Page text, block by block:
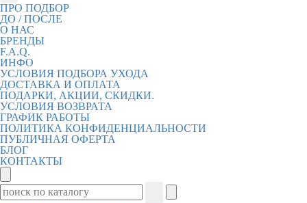
ПРО ПОДБОР
ДО / ПОСЛЕ
О НАС
БРЕНДЫ
F.A.Q.
ИНФО
УСЛОВИЯ ПОДБОРА УХОДА
ДОСТАВКА И ОПЛАТА
ПОДАРКИ, АКЦИИ, СКИДКИ.
УСЛОВИЯ ВОЗВРАТА
ГРАФИК РАБОТЫ
ПОЛИТИКА КОНФИДЕНЦИАЛЬНОСТИ
ПУБЛИЧНАЯ ОФЕРТА
БЛОГ
КОНТАКТЫ